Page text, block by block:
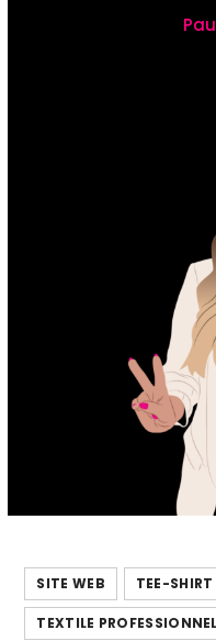
SITE WEB TEE-SHIRT
TEXTILE PROFESSIONNEL